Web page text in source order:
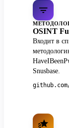
OSINT
Входит в
Snusbase.